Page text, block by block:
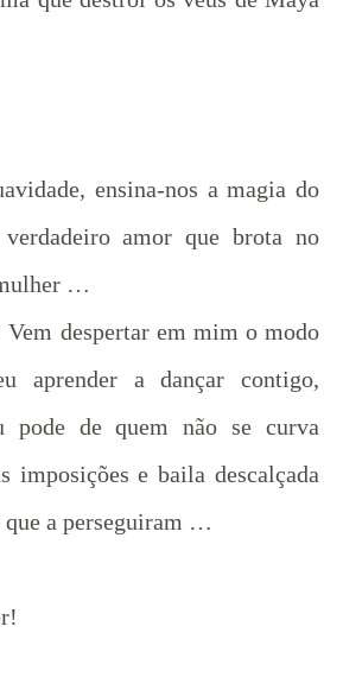
ensina-nos a magia do
amor que brota no
…
Vem despertar em mim o modo
aprender a dançar contigo,
pode de quem não se curva
imposições e baila descalçada
que a perseguiram …